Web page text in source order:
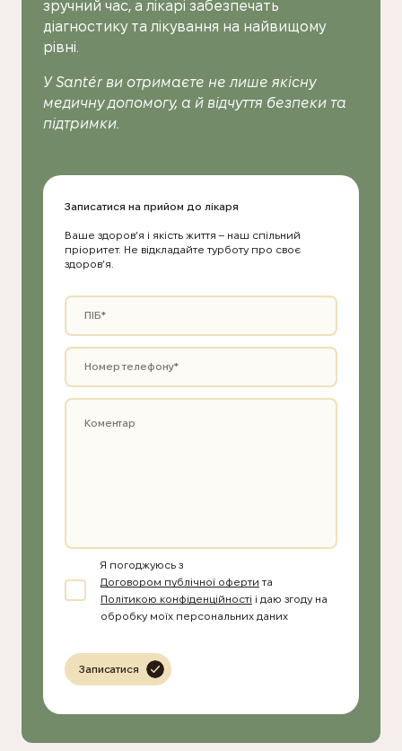
зручний час, а лікарі забезпечать
діагностику та лікування на найвищому
рівні.
У Santér ви отримаєте не лише якісну
медичну допомогу, а й відчуття безпеки та
підтримки.
Записатися на прийом до лікаря
Ваше здоров’я і якість життя – наш спільний
пріоритет. Не відкладайте турботу про своє
здоров’я.
Я погоджуюсь з
Договором публічної оферти та
Політикою конфіденційності і даю згоду на
обробку моїх персональних даних
Записатися